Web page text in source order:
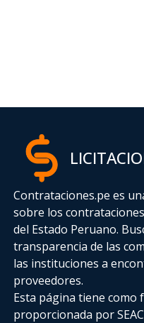
Contrataciones.pe es
sobre los
del Estado Peruano.
transparencia de las
las instituciones a
proveedores.
Esta página tiene
proporcionada por